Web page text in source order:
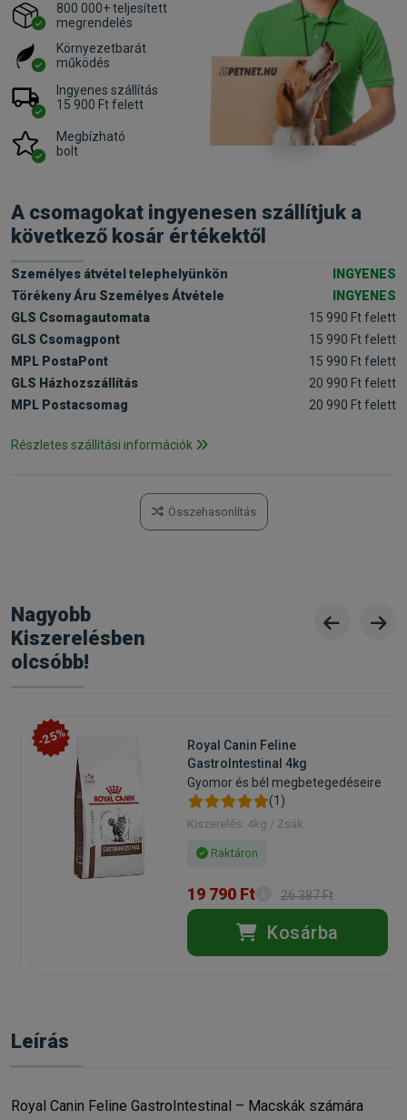
800 000+ teljesített
megrendelés
Környezetbarát
működés
Ingyenes szállítás
15 900 Ft felett
Megbízható
bolt
A csomagokat ingyenesen szállítjuk a
következő kosár értékektől
Személyes átvétel telephelyünkön
INGYENES
Törékeny Áru Személyes Átvétele
INGYENES
GLS Csomagautomata
15 990 Ft felett
GLS Csomagpont
15 990 Ft felett
MPL PostaPont
15 990 Ft felett
GLS Házhozszállítás
20 990 Ft felett
MPL Postacsomag
20 990 Ft felett
Részletes szállítási információk
Összehasonlítás
Nagyobb
Kiszerelésben
olcsóbb!
-25%
Royal Canin Feline
GastroIntestinal 4kg
Gyomor és bél megbetegedéseire
(1)
Kiszerelés: 4kg / Zsák
Raktáron
19 790 Ft 26 387 Ft
Kosárba
Leírás
Royal Canin Feline GastroIntestinal – Macskák számára